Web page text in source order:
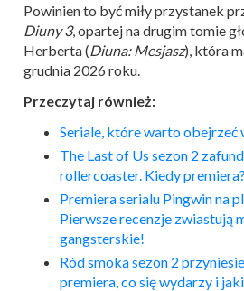
Powinien to być miły przystanek
Diuny 3, opartej na drugim tomie
Herberta (Diuna: Mesjasz), która
grudnia 2026 roku.
Przeczytaj również:
Seriale, które warto obejrzeć
The Last of Us sezon 2
rollercoaster. Kiedy premiera?
Premiera serialu Pingwin na
Pierwsze recenzje zwiastują
gangsterskie!
Ród smoka sezon 2
premiera, co się wydarzy i